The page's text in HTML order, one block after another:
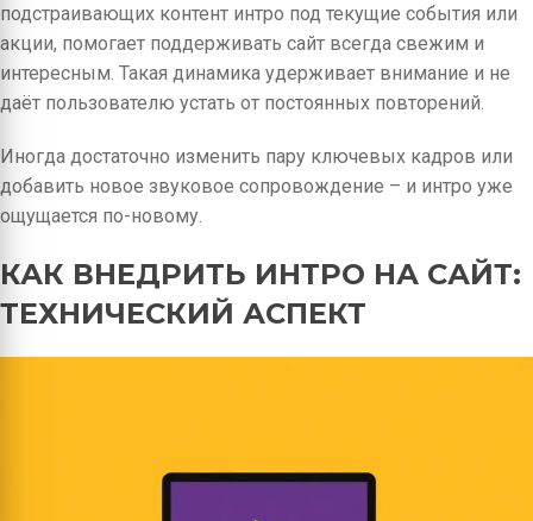
подстраивающих контент интро под текущие события или
акции, помогает поддерживать сайт всегда свежим и
интересным. Такая динамика удерживает внимание и не
даёт пользователю устать от постоянных повторений.
Иногда достаточно изменить пару ключевых кадров или
добавить новое звуковое сопровождение – и интро уже
ощущается по-новому.
КАК ВНЕДРИТЬ ИНТРО НА САЙТ:
ТЕХНИЧЕСКИЙ АСПЕКТ